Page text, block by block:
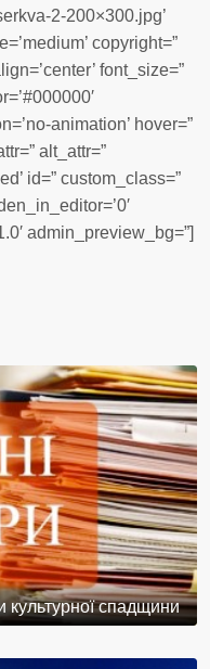
2-200×300.jpg’
copyright=”
font_size=”
animation’ hover=”
alt_attr=”
id=” custom_class=”
admin_preview_bg=”]
культурної спадщини